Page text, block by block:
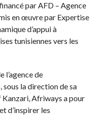
par AFD – Agence
en œuvre par Expertise
d’appui à
tunisiennes vers les
l’agence de
la direction de sa
Afriways a pour
d’inspirer les